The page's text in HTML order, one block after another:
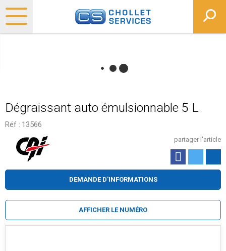
Dégraissant auto émulsionnable 5 L
Réf : 13566
partager l'article
DEMANDE D'INFORMATIONS
AFFICHER LE NUMÉRO